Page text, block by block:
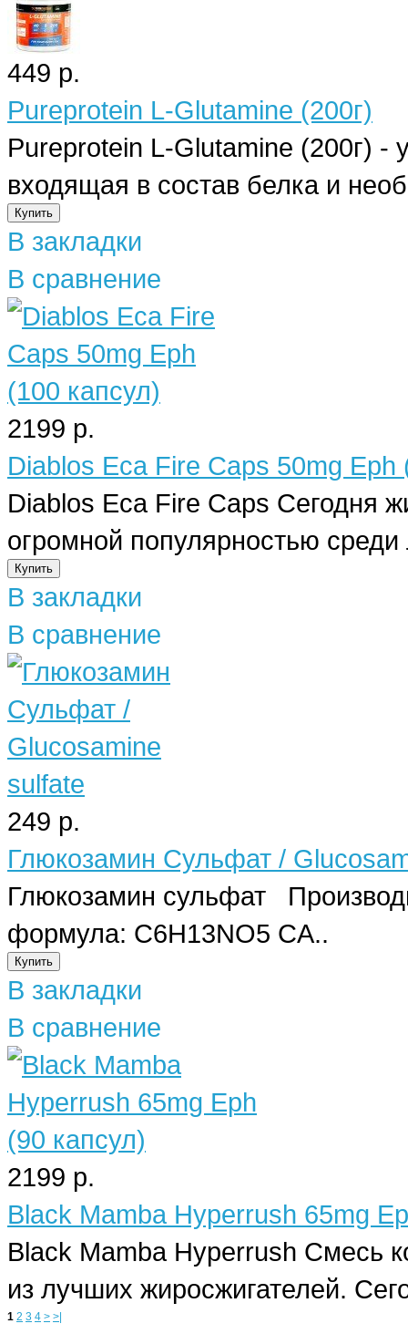
449 р.
Pureprotein L-Glutamine (200г)
Pureprotein L-Glutamine (200г) -
входящая в состав белка и
В закладки
В сравнение
2199 р.
Diablos Eca Fire Caps 50mg Eph
Diablos Eca Fire Caps Сегодня
огромной популярностью
В закладки
В сравнение
249 р.
Глюкозамин Сульфат /
Глюкозамин сульфат
формула: C6H13NO5 CA..
В закладки
В сравнение
2199 р.
Black Mamba Hyperrush 65mg
Black Mamba Hyperrush Смесь
из лучших жиросжигателей.
1 2 3 4 > >|